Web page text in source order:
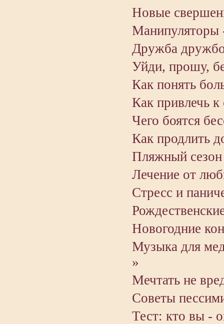
Новые
Манипуляторы
Дружба
Уйди, прошу,
Как понять
Как привлечь к
Чего боятся
Как продлить
Пляжный
Лечение от
Стресс и
Новогодние
Музыка для
»
Мечтать не
Советы
Тест: кто вы -